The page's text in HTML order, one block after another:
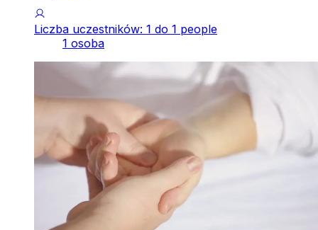
Liczba uczestników: 1 do 1 people
1 osoba